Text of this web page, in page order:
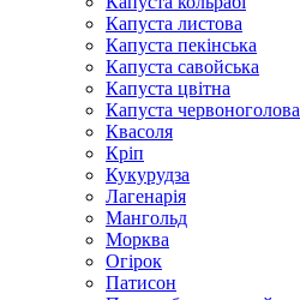
Капуста листова
Капуста пекінська
Капуста савойська
Капуста цвітна
Капуста червоноголова
Квасоля
Кріп
Кукурудза
Лагенарія
Мангольд
Морква
Огірок
Патисон